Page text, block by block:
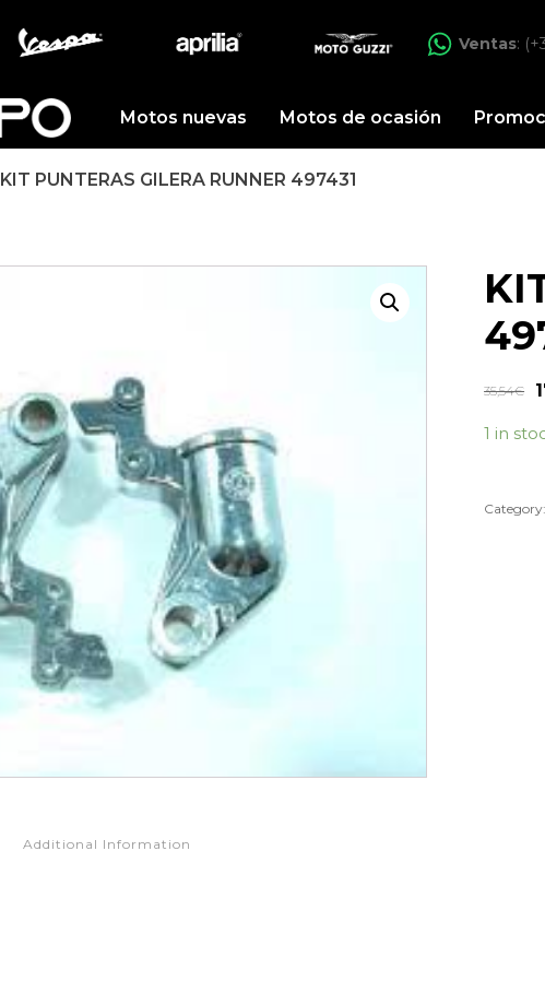
Ventas:
Motos nuevas Motos de ocasión
KIT PUNTERAS GILERA RUNNER 497431
35,54€
1 in
Category:
Additional Information